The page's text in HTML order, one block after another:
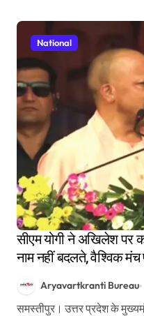
National
सीएम योगी ने अखिलेश पर
नाम नहीं बदलते, वैश्विक मंच
Aryavartkranti Bureau
समस्तीपुर। उत्तर प्रदेश के मुख्यमंत्री योगी आदित्यनाथ ने मंगलवार को